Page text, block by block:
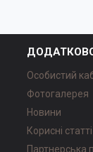
Особистий
Фотогалерея
Новини
Корисні статті
Партнерська